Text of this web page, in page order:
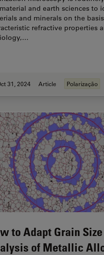
Microscopy
and earth sciences to
and minerals on the
refractive properties
31, 2024 Article Polarização
to Adapt Grain Size
of Metallic